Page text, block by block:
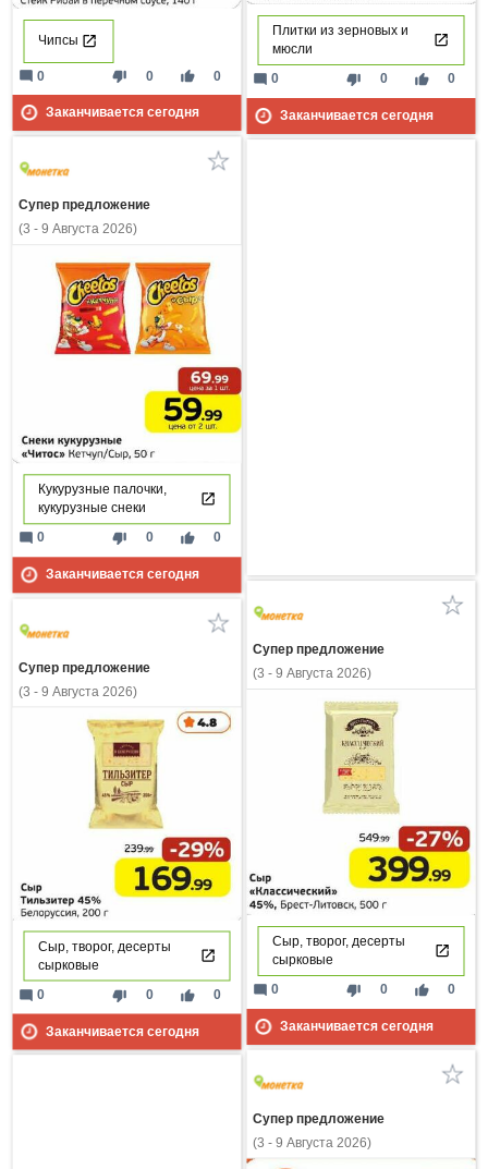
Чипсы
thumb_down 0 thumb_up 0
mode_comment 0
Заканчивается сегодня
Плитки из зерновых и
мюсли
thumb_down 0 thumb_up 0
mode_comment 0
Заканчивается сегодня
Супер предложение
(3 - 9 Августа 2026)
Кукурузные палочки,
кукурузные снеки
thumb_down 0 thumb_up 0
mode_comment 0
Заканчивается сегодня
Супер предложение
(3 - 9 Августа 2026)
Сыр, творог, десерты
сырковые
thumb_down 0 thumb_up 0
mode_comment 0
Заканчивается сегодня
Супер предложение
(3 - 9 Августа 2026)
Сыр, творог, десерты
сырковые
thumb_down 0 thumb_up 0
mode_comment 0
Заканчивается сегодня
Супер предложение
(3 - 9 Августа 2026)